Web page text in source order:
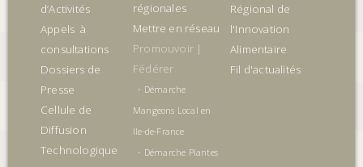
d’Activités
Appels à
consultations
Dossiers de
Presse
Cellule de
Diffusion
Technologique
régionales
Mettre en réseau
Promouvoir |
Fédérer
• Démarche
Mangeons Local en
Ile-de-France
• Démarche Plantes
Régional de
l'Innovation
Alimentaire
Fil d'actualités